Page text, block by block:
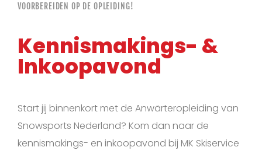
VOORBEREIDEN OP DE OPLEIDING!
Kennismakings- &
Inkoopavond
Start jij binnenkort met de Anwärteropleiding van
Snowsports Nederland? Kom dan naar de
kennismakings- en inkoopavond bij MK Skiservice